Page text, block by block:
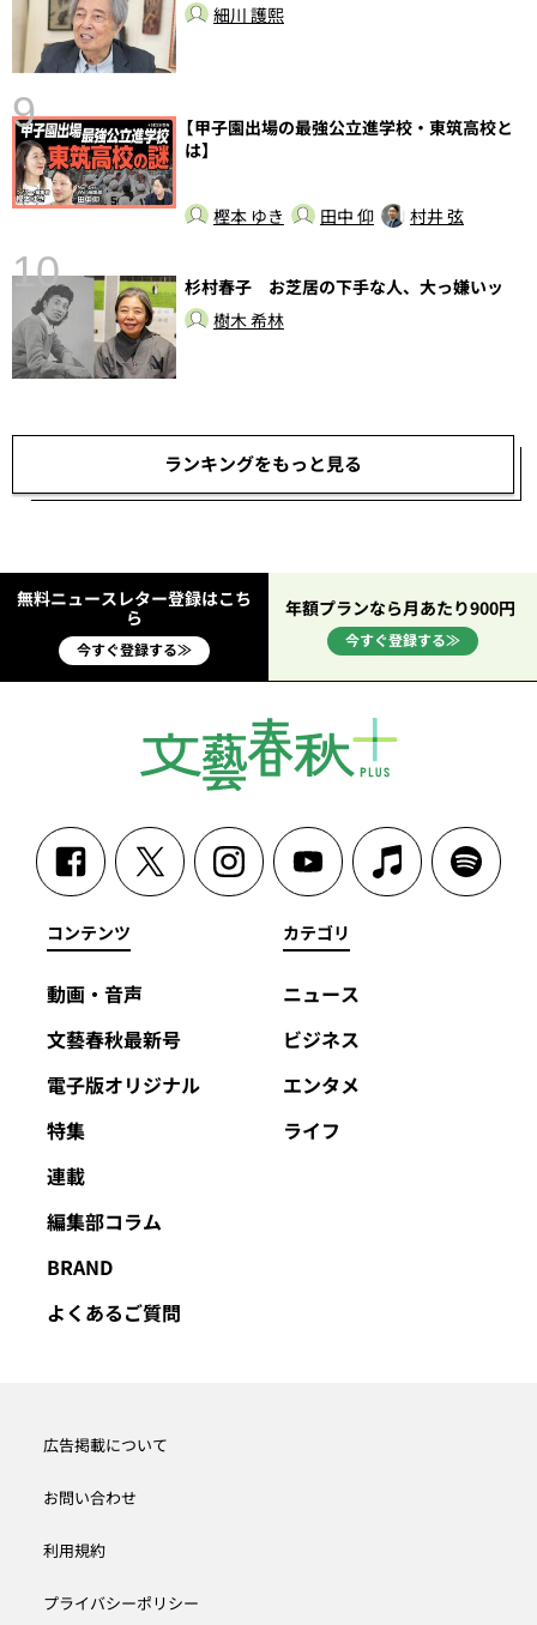
細川 護熙
9
【甲子園出場の最強公立進学校・東筑高校と
は】
樫本 ゆき 田中 仰 村井 弦
10
杉村春子 お芝居の下手な人、大っ嫌いッ
樹木 希林
ランキングをもっと見る
無料ニュースレター登録はこち
ら
今すぐ登録する≫
年額プランなら月あたり900円
今すぐ登録する≫
コンテンツ
動画・音声
文藝春秋最新号
電子版オリジナル
特集
連載
編集部コラム
BRAND
よくあるご質問
カテゴリ
ニュース
ビジネス
エンタメ
ライフ
広告掲載について
お問い合わせ
利用規約
プライバシーポリシー